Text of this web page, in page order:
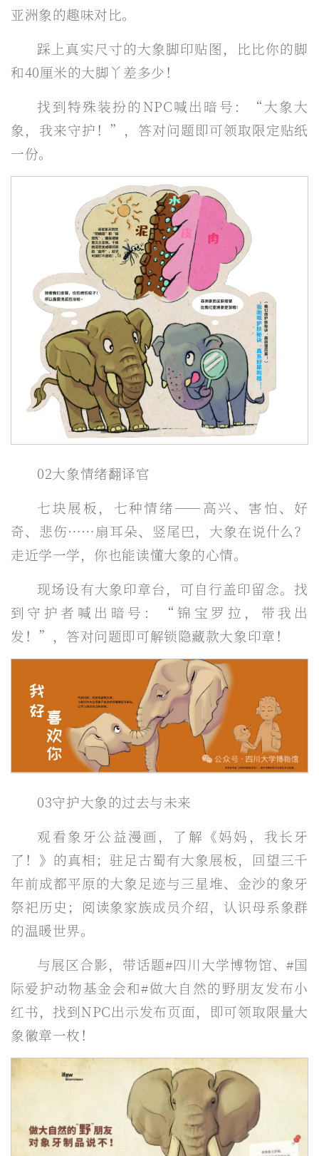
亚洲象的趣味对比。
踩上真实尺寸的大象脚印贴图，比比你的脚
和40厘米的大脚丫差多少！
找到特殊装扮的NPC喊出暗号：“大象大
象，我来守护！”，答对问题即可领取限定贴纸
一份。
02大象情绪翻译官
七块展板，七种情绪——高兴、害怕、好
奇、悲伤……扇耳朵、竖尾巴，大象在说什么？
走近学一学，你也能读懂大象的心情。
现场设有大象印章台，可自行盖印留念。找
到守护者喊出暗号：“锦宝罗拉，带我出
发！”，答对问题即可解锁隐藏款大象印章！
03守护大象的过去与未来
观看象牙公益漫画，了解《妈妈，我长牙
了！》的真相；驻足古蜀有大象展板，回望三千
年前成都平原的大象足迹与三星堆、金沙的象牙
祭祀历史；阅读象家族成员介绍，认识母系象群
的温暖世界。
与展区合影，带话题#四川大学博物馆、#国
际爱护动物基金会和#做大自然的野朋友发布小
红书，找到NPC出示发布页面，即可领取限量大
象徽章一枚！